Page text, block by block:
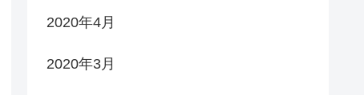
2020年4月
2020年3月